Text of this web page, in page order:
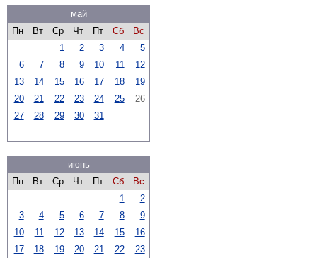
май
Пн
Вт Ср Чт Пт Сб
Вс
1
2 3 4
5
6
7 8 9 10 11
12
13
14 15 16 17 18
19
20
21 22 23 24 25
26
27
28 29 30 31
июнь
Пн
Вт Ср Чт Пт Сб
Вс
1
2
3
4 5 6 7 8
9
10
11 12 13 14 15
16
17
18 19 20 21 22
23